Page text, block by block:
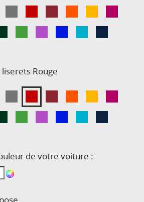
liserets Rouge
de votre voiture :